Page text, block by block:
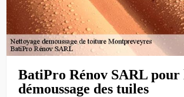
BatiPro Rénov SARL pour
démoussage des tuiles